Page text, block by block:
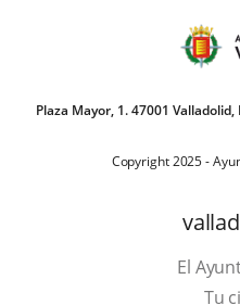
Plaza Mayor, 1. 47001
Copyright 2025 -
El
Tu